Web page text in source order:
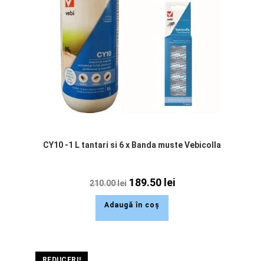
CY10 -1 L tantari si 6 x Banda muste Vebicolla
210.00lei 189.50 lei
Adaugă în coș